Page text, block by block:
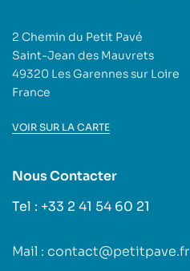
2 Chemin du Petit Pavé
Saint-Jean des Mauvrets
49320 Les Garennes sur Loire
France
VOIR SUR LA CARTE
Nous Contacter
Tel : +33 2 41 54 60 21
Mail : contact@petitpave.fr